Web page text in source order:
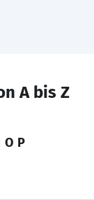
A bis Z
O P